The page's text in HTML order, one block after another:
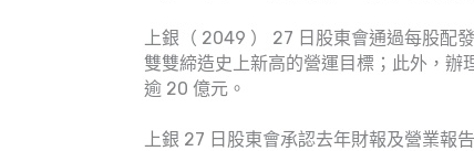
上銀（ 2049 ） 27 日股東會通過每股配
雙雙締造史上新高的營運目標；此外，
逾 20 億元。
上銀 27 日股東會承認去年財報及營業報